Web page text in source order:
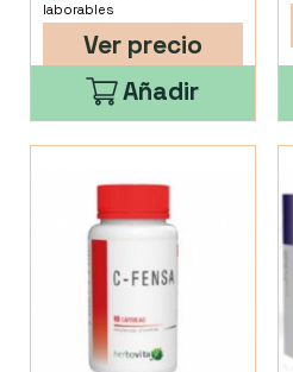
laborables
Ver precio
Añadir